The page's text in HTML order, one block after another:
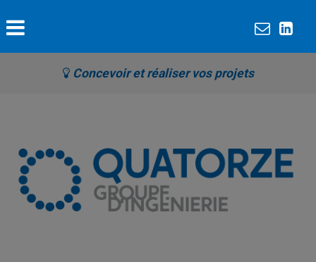
Concevoir et réaliser vos projets